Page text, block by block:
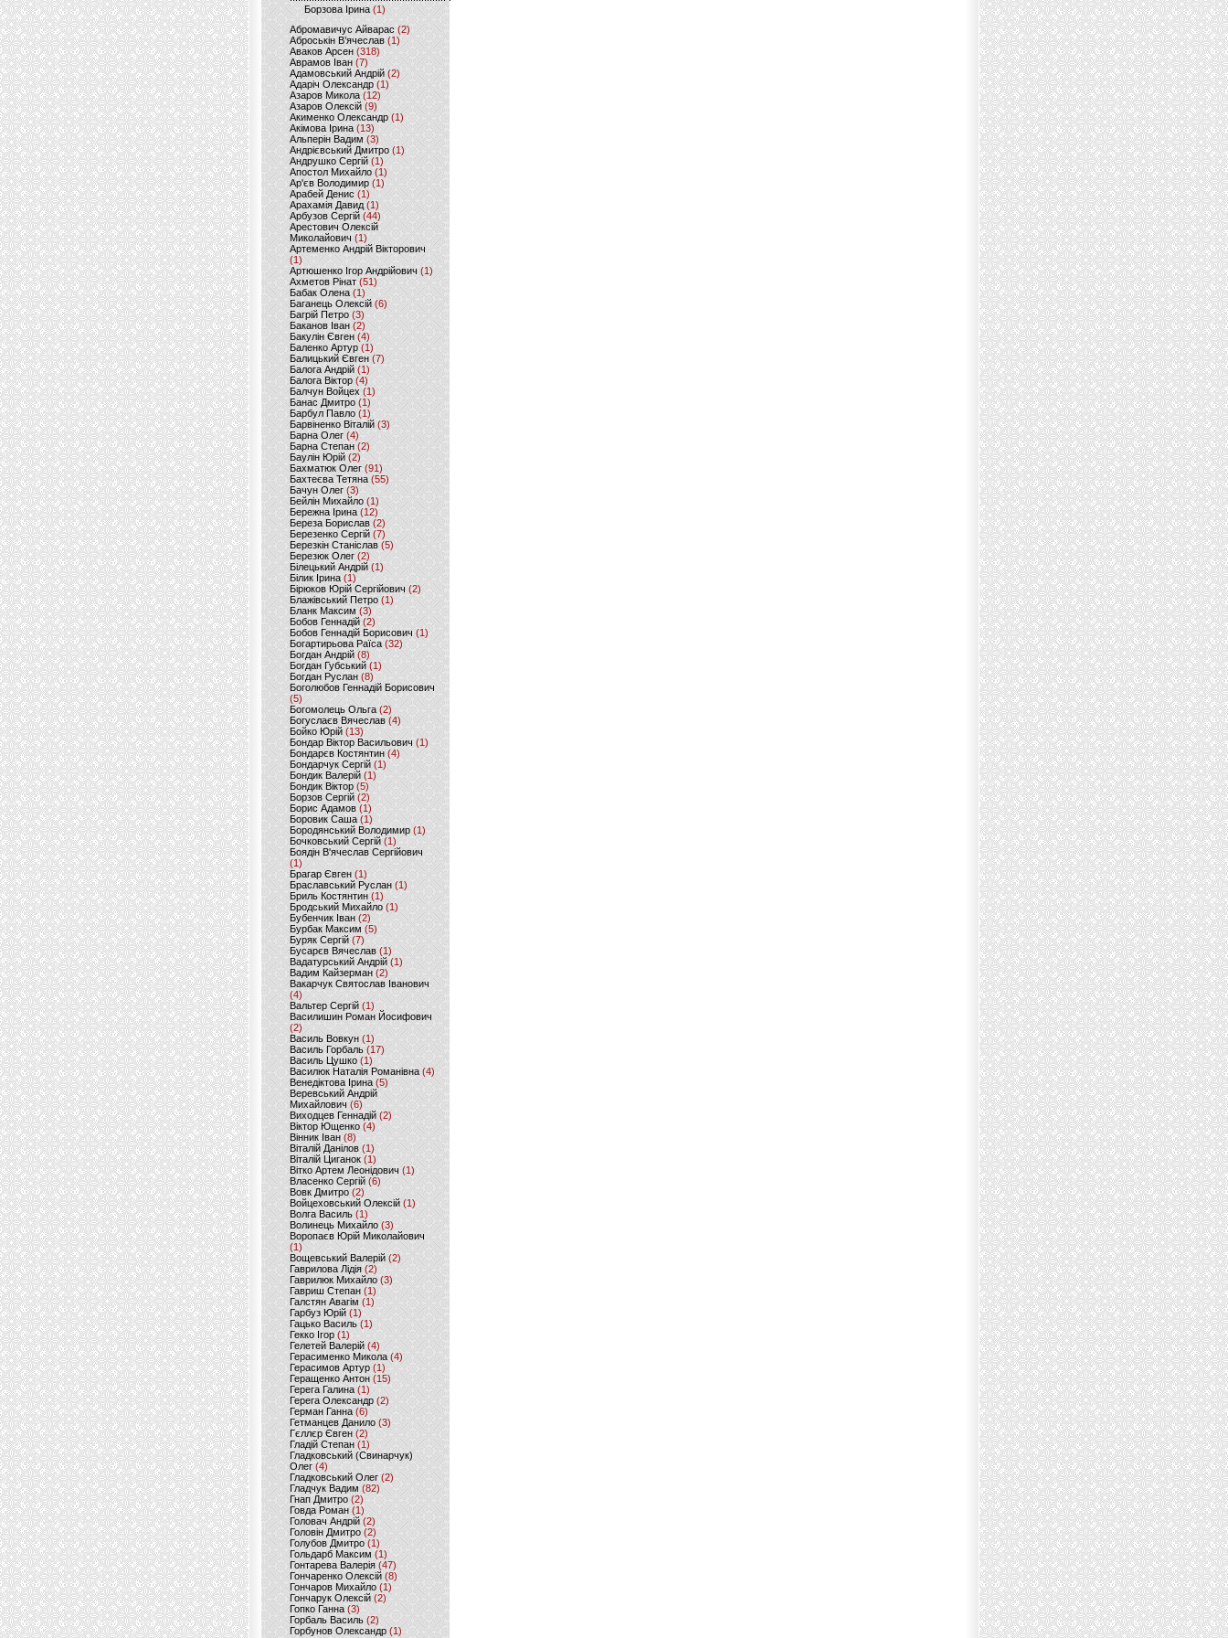
Борзова Ірина(1)
Абромавичус Айварас (2)
Аброськін В’ячеслав(1)
Аваков Арсен (318)
Аврамов Іван (7)
Адамовський Андрій(2)
Адаріч Олександр (1)
Азаров Микола (12)
Азаров Олексій (9)
Акименко Олександр(1)
Акімова Ірина(13)
Альперін Вадим (3)
Андрієвський Дмитро(1)
Андрушко Сергій(1)
Апостол Михайло(1)
Ар'єв Володимир (1)
Арабей Денис(1)
Арахамія Давид (1)
Арбузов Сергій (44)
Арестович Олексій
Миколайович(1)
Артеменко Андрій Вікторович
(1)
Артюшенко Ігор Андрійович(1)
Ахметов Рінат(51)
Бабак Олена(1)
Баганець Олексій(6)
Багрій Петро (3)
Баканов Іван(2)
Бакулін Євген (4)
Баленко Артур(1)
Балицький Євген(7)
Балога Андрій (1)
Балога Віктор (4)
Балчун Войцех (1)
Банас Дмитро (1)
Барбул Павло(1)
Барвіненко Віталій(3)
Барна Олег (4)
Барна Степан (2)
Баулін Юрій (2)
Бахматюк Олег (91)
Бахтеєва Тетяна(55)
Бачун Олег (3)
Бейлін Михайло (1)
Бережна Ірина(12)
Береза Борислав(2)
Березенко Сергій (7)
Березкін Станіслав (5)
Березюк Олег(2)
Білецький Андрій (1)
Білик Ірина (1)
Бірюков Юрій Сергійович (2)
Блажівський Петро (1)
Бланк Максим(3)
Бобов Геннадій (2)
Бобов Геннадій Борисович (1)
Богартирьова Раїса (32)
Богдан Андрій(8)
Богдан Губський (1)
Богдан Руслан(8)
Боголюбов Геннадій Борисович
(5)
Богомолець Ольга (2)
Богуслаєв Вячеслав (4)
Бойко Юрій (13)
Бондар Віктор Васильович (1)
Бондарєв Костянтин (4)
Бондарчук Сергій(1)
Бондик Валерій (1)
Бондик Віктор(5)
Борзов Сергiй (2)
Борис Адамов(1)
Боровик Саша (1)
Бородянський Володимир (1)
Бочковський Сергій (1)
Боядін В'ячеслав Сергійович
(1)
Брагар Євген (1)
Браславський Руслан (1)
Бриль Костянтин (1)
Бродський Михайло (1)
Бубенчик Іван(2)
Бурбак Максим (5)
Буряк Сергій (7)
Бусарєв Вячеслав (1)
Вадатурський Андрій (1)
Вадим Кайзерман (2)
Вакарчук Святослав Іванович
(4)
Вальтер Сергій (1)
Василишин Роман Йосифович
(2)
Василь Вовкун (1)
Василь Горбаль (17)
Василь Цушко (1)
Василюк Наталія Романівна (4)
Венедіктова Ірина(5)
Веревський Андрій
Михайлович (6)
Виходцев Геннадій (2)
Віктор Ющенко (4)
Вінник Іван (8)
Віталій Данілов (1)
Віталій Циганок (1)
Вітко Артем Леонідович(1)
Власенко Сергій (6)
Вовк Дмитро(2)
Войцеховський Олексій(1)
Волга Василь (1)
Волинець Михайло (3)
Воропаєв Юрій Миколайович
(1)
Вощевський Валерій(2)
Гаврилова Лідія (2)
Гаврилюк Михайло (3)
Гавриш Степан (1)
Галстян Авагім (1)
Гарбуз Юрій (1)
Гацько Василь (1)
Гекко Ігор(1)
Гелетей Валерій (4)
Герасименко Микола (4)
Герасимов Артур (1)
Геращенко Антон(15)
Герега Галина (1)
Герега Олександр (2)
Герман Ганна (6)
Гетманцев Данило (3)
Гєллєр Євген (2)
Гладій Степан(1)
Гладковський (Свинарчук)
Олег (4)
Гладковський Олег (2)
Гладчук Вадим (82)
Гнап Дмитро (2)
Говда Роман(1)
Головач Андрій (2)
Головін Дмитро (2)
Голубов Дмитро (1)
Гольдарб Максим(1)
Гонтарева Валерія (47)
Гончаренко Олексій(8)
Гончаров Михайло (1)
Гончарук Олексій (2)
Гопко Ганна (3)
Горбаль Василь (2)
Горбунов Олександр (1)